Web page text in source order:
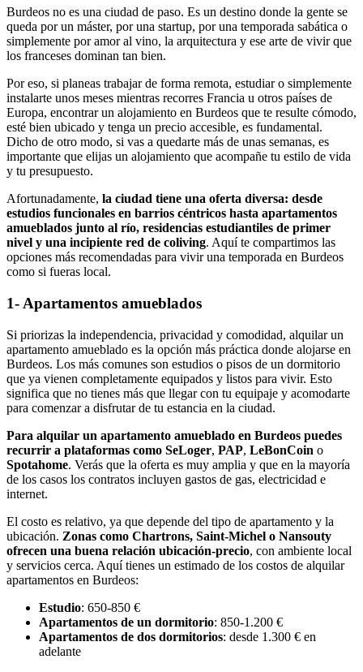
Burdeos no es una ciudad de paso. Es un destino donde la gente se
queda por un máster, por una startup, por una temporada sabática o
simplemente por amor al vino, la arquitectura y ese arte de vivir que
los franceses dominan tan bien.
Por eso, si planeas trabajar de forma remota, estudiar o simplemente
instalarte unos meses mientras recorres Francia u otros países de
Europa, encontrar un alojamiento en Burdeos que te resulte cómodo,
esté bien ubicado y tenga un precio accesible, es fundamental.
Dicho de otro modo, si vas a quedarte más de unas semanas, es
importante que elijas un alojamiento que acompañe tu estilo de vida
y tu presupuesto.
Afortunadamente, la ciudad tiene una oferta diversa: desde
estudios funcionales en barrios céntricos hasta apartamentos
amueblados junto al río, residencias estudiantiles de primer
nivel y una incipiente red de coliving. Aquí te compartimos las
opciones más recomendadas para vivir una temporada en Burdeos
como si fueras local.
1- Apartamentos amueblados
Si priorizas la independencia, privacidad y comodidad, alquilar un
apartamento amueblado es la opción más práctica donde alojarse en
Burdeos. Los más comunes son estudios o pisos de un dormitorio
que ya vienen completamente equipados y listos para vivir. Esto
significa que no tienes más que llegar con tu equipaje y acomodarte
para comenzar a disfrutar de tu estancia en la ciudad.
Para alquilar un apartamento amueblado en Burdeos puedes
recurrir a plataformas como SeLoger, PAP, LeBonCoin o
Spotahome. Verás que la oferta es muy amplia y que en la mayoría
de los casos los contratos incluyen gastos de gas, electricidad e
internet.
El costo es relativo, ya que depende del tipo de apartamento y la
ubicación. Zonas como Chartrons, Saint-Michel o Nansouty
ofrecen una buena relación ubicación-precio, con ambiente local
y servicios cerca. Aquí tienes un estimado de los costos de alquilar
apartamentos en Burdeos:
Estudio: 650-850 €
Apartamentos de un dormitorio: 850-1.200 €
Apartamentos de dos dormitorios: desde 1.300 € en
adelante